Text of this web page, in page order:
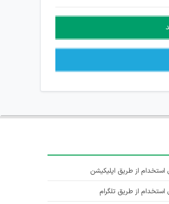
از طریق اپلیکیشن
از طریق تلگرام